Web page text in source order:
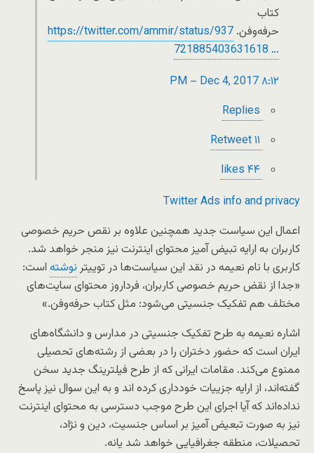
کتاب
حرفه‌وفن.
https://twitter.com/ammir/status/937
721885403631618 …
۸:۱۲ PM – Dec 4, 2017
Replies
۱۱ Retweet
۴۴ likes
Twitter Ads info and privacy
اعمال این سیاست جدید همچنین علاوه بر نقص حریم خصوصی
کاربران به ارایه تبیض آمیز محتوای اینترنت نیز منجر خواهد شد.
کاربری با نام نعیمه در نقد این سیاست‌ها در توییترنوشته است:
«جدا از نقض حریم خصوصی کاربران، فرداروز محتوای سایت‌های
مختلف هم تفکیک جنسیتی می‌شود: مثل کتاب حرفه‌وفن.»
اشاره نعیمه به طرح تفکیک جنسیتی در مدارس و دانشگاه‌های
ایران است که حضور دختران را در بعضی از رشته‌های تحصیلی
ممنوع می‌کند. مقامات ایرانی که از طرح فیلترینگ جدید سخن
گفته‌اند، از ارایه جزییات خودداری کرده اند و به این سوال نیز پاسخ
نداده‌اند که آیا اجرای این طرح موجب دسترسی به محتوای اینترنت
نیز به صورت تبعیض آمیز بر اساس جنسیت،‌ دین و نژاد،
تحصیلات، منطقه جغرافیایی خواهد شد یانه.